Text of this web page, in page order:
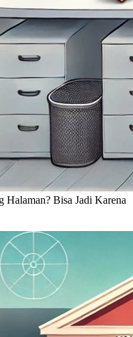
Halaman? Bisa Jadi Karena